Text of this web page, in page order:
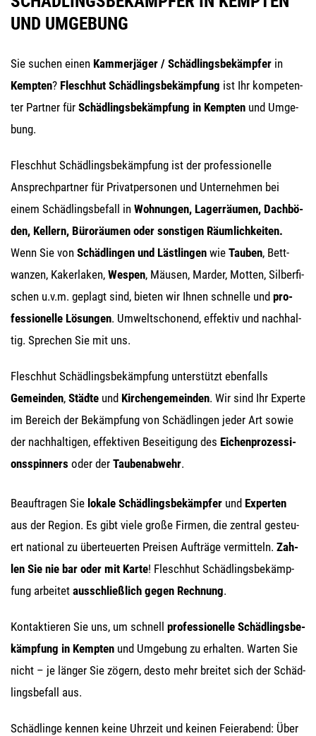
UND UMGEBUNG
Sie suchen einen Kam­mer­jä­ger / Schäd­lings­be­kämp­fer in
Kemp­ten? Flesch­hut Schäd­lings­be­kämp­fung ist Ihr kom­pe­ten­
ter Part­ner für Schäd­lings­be­kämp­fung in Kemp­ten und Umge­
bung.
Flesch­hut Schäd­lings­be­kämp­fung ist der pro­fes­sio­nel­le
Ansprech­part­ner für Pri­vat­per­so­nen und Unter­neh­men bei
einem Schäd­lings­be­fall in Woh­nun­gen, Lager­räu­men, Dach­bö­
den, Kel­lern, Büro­räu­men oder sons­ti­gen Räum­lich­kei­ten.
Wenn Sie von Schäd­lin­gen und Läst­lin­gen wie Tau­ben, Bett­
wan­zen, Kaker­la­ken, Wes­pen, Mäu­sen, Mar­der, Mot­ten, Sil­ber­fi­
schen u.v.m. geplagt sind, bie­ten wir Ihnen schnel­le und pro­
fes­sio­nel­le Lösun­gen. Umwelt­scho­nend, effek­tiv und nach­hal­
tig. Spre­chen Sie mit uns.
Flesch­hut Schäd­lings­be­kämp­fung unter­stützt eben­falls
Gemein­den, Städ­te und Kir­chen­ge­mein­den. Wir sind Ihr Exper­te
im Bereich der Bekämp­fung von Schäd­lin­gen jeder Art sowie
der nach­hal­ti­gen, effek­ti­ven Besei­ti­gung des Eichen­pro­zes­si­
ons­spin­ners oder der Tau­ben­ab­wehr.
Beauf­tra­gen Sie loka­le Schäd­lings­be­kämp­fer und Exper­ten
aus der Regi­on. Es gibt vie­le gro­ße Fir­men, die zen­tral gesteu­
ert natio­nal zu über­teu­er­ten Prei­sen Auf­trä­ge ver­mit­teln. Zah­
len Sie nie bar oder mit Kar­te! Flesch­hut Schäd­lings­be­kämp­
fung arbei­tet aus­schließ­lich gegen Rech­nung.
Kon­tak­tie­ren Sie uns, um schnell pro­fes­sio­nel­le Schäd­lings­be­
kämp­fung in Kemp­ten und Umge­bung zu erhal­ten. War­ten Sie
nicht – je län­ger Sie zögern, des­to mehr brei­tet sich der Schäd­
lings­be­fall aus.
Schäd­lin­ge ken­nen kei­ne Uhr­zeit und kei­nen Fei­er­abend: Über